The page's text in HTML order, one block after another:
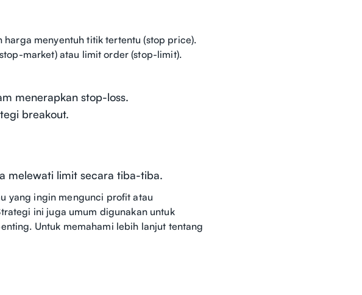
menyentuh titik tertentu (stop price).
market) atau limit order (stop-limit).
menerapkan stop-loss.
breakout.
melewati limit secara tiba-tiba.
yang ingin mengunci profit atau
ini juga umum digunakan untuk
Untuk memahami lebih lanjut tentang